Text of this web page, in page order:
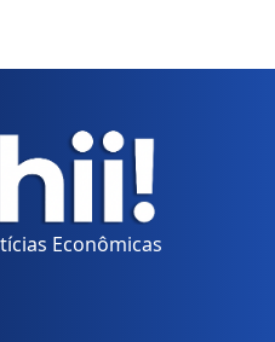
Econômicas